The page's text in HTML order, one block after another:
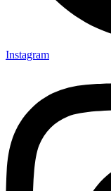
Instagram